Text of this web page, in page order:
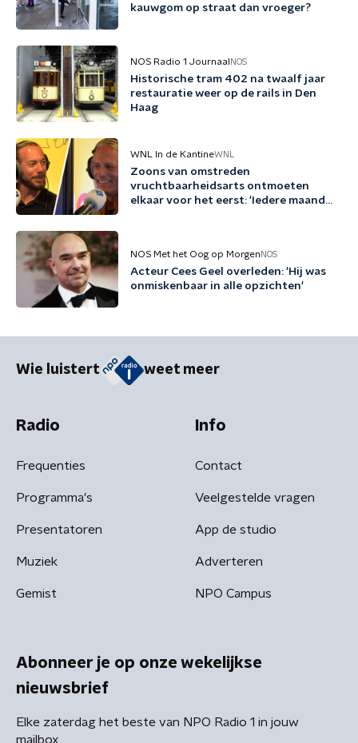
kauwgom op straat dan vroeger?
NOS Radio 1 Journaal NOS
Historische tram 402 na twaalf jaar
restauratie weer op de rails in Den
Haag
WNL In de KantineWNL
Zoons van omstreden
vruchtbaarheidsarts ontmoeten
elkaar voor het eerst: 'Iedere maand
NOS Met het Oog op Morgen NOS
Acteur Cees Geel overleden: 'Hij was
onmiskenbaar in alle opzichten'
Wie luistert weet meer
Radio
Frequenties
Programma's
Presentatoren
Muziek
Gemist
Info
Contact
Veelgestelde vragen
App de studio
Adverteren
NPO Campus
Abonneer je op onze wekelijkse
nieuwsbrief
Elke zaterdag het beste van NPO Radio 1 in jouw
mailbox